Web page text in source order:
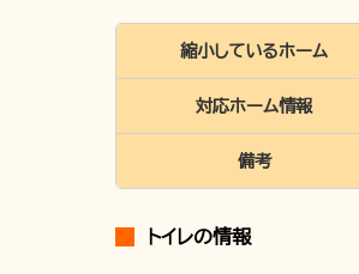
縮小しているホーム
対応ホーム情報
備考
トイレの情報